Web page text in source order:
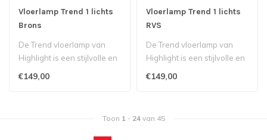
Vloerlamp Trend 1 lichts
Brons
De Trend vloerlamp van
Highlight is een stijlvolle en
functionele lamp met een s..
€149,00
Vloerlamp Trend 1 lichts
RVS
De Trend vloerlamp van
Highlight is een stijlvolle en
functionele lamp met een s..
€149,00
Toon 1- 24van 45